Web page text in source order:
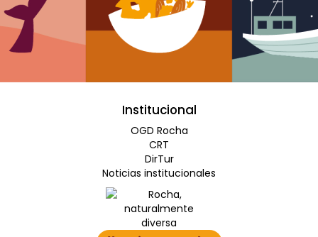
Institucional
OGD Rocha
CRT
DirTur
Noticias institucionales